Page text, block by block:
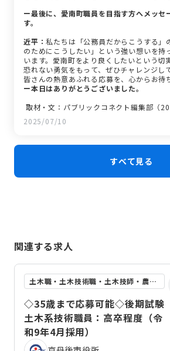
ー最後に、愛南町職員を目指す方へメッセ
す。
近平：私たちは「公務員だからこうする」
のためにこうしたい」という強い想いを持
います。愛南町をより良くしたいという切
恐れない勇気をもって、ぜひチャレンジし
皆さんの熱意あふれる応募を、心からお待
ー本日はありがとうございました。
取材・文：パブリックコネクト編集部（
2025/07/10
すべて見る
関連する求人
土木職・土木技術職・土木技師・農業土木職
◇35歳まで応募可能◇後期試験
土木系技術職員：高卒程度（令
和9年4月採用）